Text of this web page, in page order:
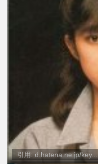
引用: d.hatena.ne.jp/key...